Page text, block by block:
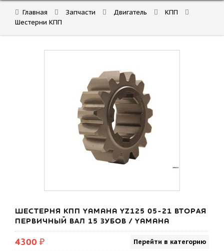
Главная Запчасти Двигатель
КПП
Шестерни КПП
ШЕСТЕРНЯ КПП YAMAHA YZ125 05-21 ВТОРАЯ
ПЕРВИЧНЫЙ ВАЛ 15 ЗУБОВ / YAMAHA
4300 ₽ Перейти в категорию